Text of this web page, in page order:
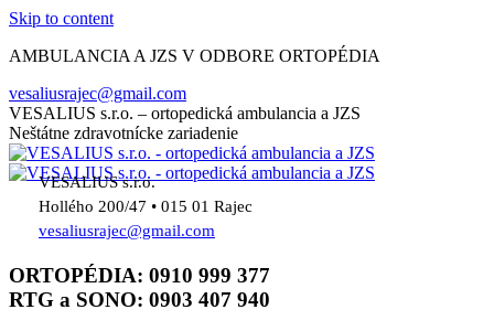
Skip to content
AMBULANCIA A JZS V ODBORE ORTOPÉDIA
vesaliusrajec@gmail.com
VESALIUS s.r.o. – ortopedická ambulancia a JZS
Neštátne zdravotnícke zariadenie
VESALIUS s.r.o.
Hollého 200/47 • 015 01 Rajec
vesaliusrajec@gmail.com
ORTOPÉDIA: 0910 999 377
RTG a SONO: 0903 407 940